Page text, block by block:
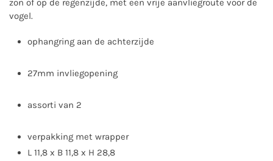
zon of op de regenzijde, met een vrije aanvliegroute voor de
vogel.
ophangring aan de achterzijde
27mm invliegopening
assorti van 2
verpakking met wrapper
L 11,8 x B 11,8 x H 28,8